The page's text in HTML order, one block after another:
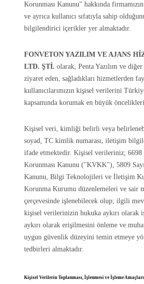
Korunması Kanunu" hakkında
ve ayrıca kullanıcı sıfatıyla sahip
bilgilendirici içerikler yer almaktadır.
FONVETON YAZILIM VE AJANS
LTD. ŞTİ. olarak, Penta Yazılım ve
ziyaret eden, sağladıkları hizmetlerden
kullanıcılarımızın kişisel verilerini
kapsamında korumak en büyük
Kişisel veri, kimliği belirli veya
soyad, TC kimlik numarası, iletişim
ifade etmektedir. Kişisel verileriniz; 6698
Korunması Kanunu ("KVKK"), 5809
Kanunu, Bilgi Teknolojileri ve İletişim
Korunma Kurumu düzenlemeleri ve sair
çerçevesinde işlenebilecek olup; ilgili
kişisel verilerinizin hukuka aykırı olarak
aykırı olarak erişilmesini önleme ve
uygun güvenlik düzeyini temin etmeye
tedbirleri almaktadır.
Kişisel Verilerin Toplanması, İşlenmesi ve İşleme Amaçları